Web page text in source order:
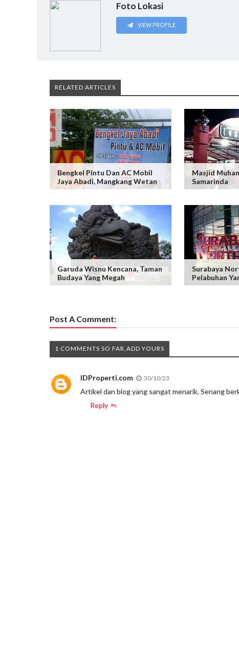
Foto Lokasi
VIEW PROFILE
RELATED ARTICLES
Bengkel Pintu Dan AC Mobil
Jaya Abadi, Mangkang Wetan
Masjid
Samarinda
Garuda Wisnu Kencana, Taman
Budaya Yang Megah
Surabaya
Pelabuhan
Post A Comment:
1 COMMENTS SO FAR,ADD YOURS
IDProperti.com 30/10/23
Artikel dan blog yang sangat menarik. Senang
Reply